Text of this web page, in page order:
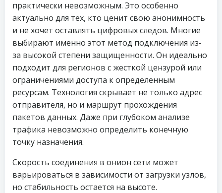
практически невозможным. Это особенно
актуально для тех, кто ценит свою анонимность
и не хочет оставлять цифровых следов. Многие
выбирают именно этот метод подключения из-
за высокой степени защищенности. Он идеально
подходит для регионов с жесткой цензурой или
ограничениями доступа к определенным
ресурсам. Технология скрывает не только адрес
отправителя, но и маршрут прохождения
пакетов данных. Даже при глубоком анализе
трафика невозможно определить конечную
точку назначения.
Скорость соединения в онион сети может
варьироваться в зависимости от загрузки узлов,
но стабильность остается на высоте.